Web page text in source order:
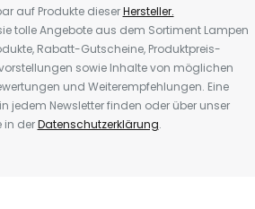
auf Produkte dieserHersteller.
tolle Angebote aus dem Sortiment Lampen
Rabatt-Gutscheine, Produktpreis-
sowie Inhalte von möglichen
und Weiterempfehlungen. Eine
jedem Newsletter finden oder über unser
in derDatenschutzerklärung.